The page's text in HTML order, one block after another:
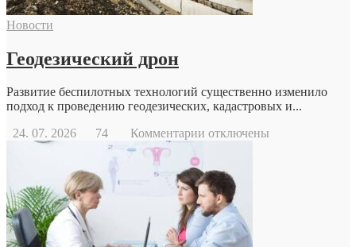
Новости
Геодезический дрон
Развитие беспилотных технологий существенно изменило
подход к проведению геодезических, кадастровых и...
24. 07. 2026
74 Комментарии к
дрон
отключены